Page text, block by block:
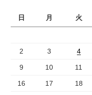
日
月 火
2 3 4
9 10 11
16 17 18